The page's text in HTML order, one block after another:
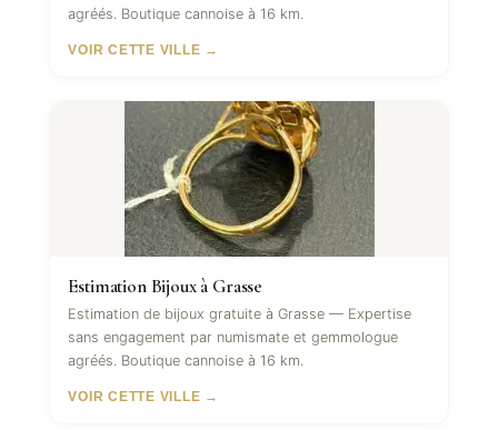
agréés. Boutique cannoise à 16 km.
VOIR CETTE VILLE →
Estimation Bijoux à Grasse
Estimation de bijoux gratuite à Grasse — Expertise
sans engagement par numismate et gemmologue
agréés. Boutique cannoise à 16 km.
VOIR CETTE VILLE →